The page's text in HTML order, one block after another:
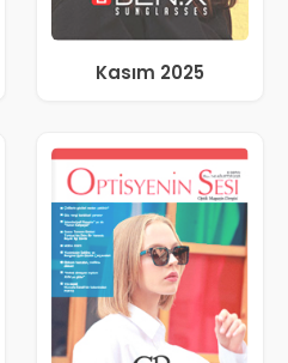
Kasım 2025